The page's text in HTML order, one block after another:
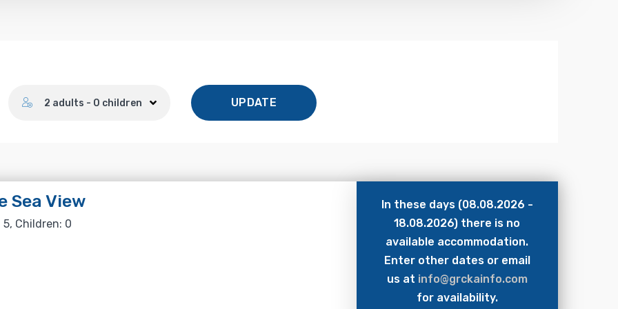
2 adults - 0 children UPDATE
Sea View
Children: 0
In these days (08.08.2026 -
18.08.2026) there is no
available accommodation.
Enter other dates or email
us at info@grckainfo.com
for availability.